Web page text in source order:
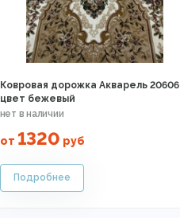
Ковровая дорожка Акварель 20606
цвет бежевый
от 1320 руб